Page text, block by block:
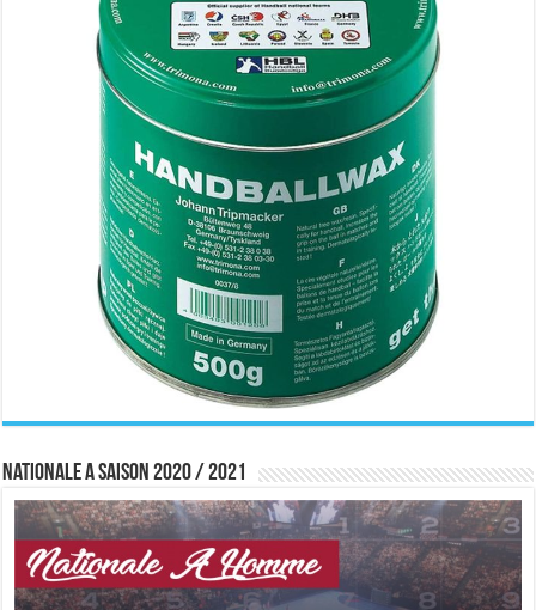
Nationale A saison 2020 / 2021